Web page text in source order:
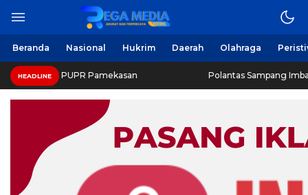
Beranda Nasional Hukrim Daerah Olahraga
HEADLINE
PUPR Pamekasan Polantas Sampang Imbau Latihan